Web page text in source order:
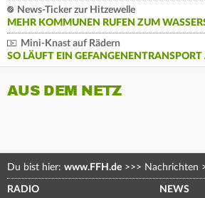
News-Ticker zur Hitzewelle
MEHR KOMMUNEN RUFEN ZUM
Mini-Knast auf Rädern
SO LÄUFT EIN GEFANGENENTRANSPORT
AUS DEM NETZ
Du bist hier: www.FFH.de >>> Nachrichten
RADIO NEWS